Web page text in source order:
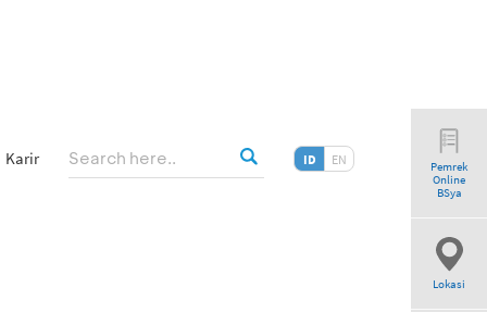
Karir ID EN
Pemrek
Online
BSya
Lokasi